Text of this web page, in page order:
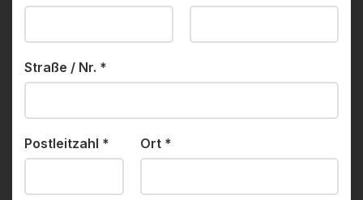
Straße / Nr. *
Postleitzahl * Ort *